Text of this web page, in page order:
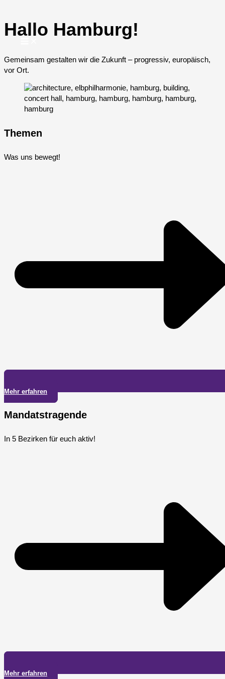
springen
Hallo Hamburg!
Gemeinsam gestalten wir die Zukunft – progressiv, europäisch,
vor Ort.
Themen
Was uns bewegt!
Mehr erfahren
Mandatstragende
In 5 Bezirken für euch aktiv!
Mehr erfahren